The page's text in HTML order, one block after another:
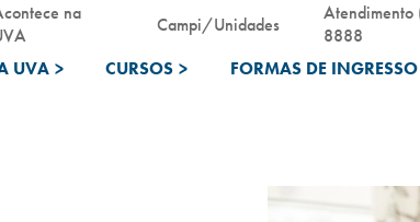
UVA > CURSOS > FORMAS DE INGRESSO
na
Campi/Unidades
8888